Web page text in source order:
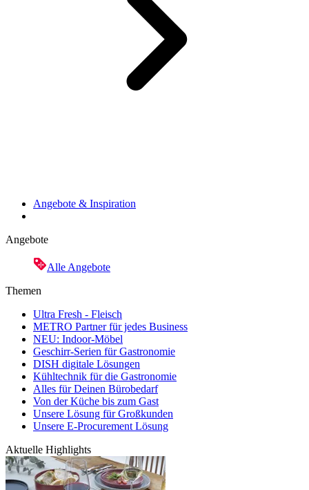
Angebote & Inspiration
Angebote
Alle Angebote
Themen
Ultra Fresh - Fleisch
METRO Partner für jedes Business
NEU: Indoor-Möbel
Geschirr-Serien für Gastronomie
DISH digitale Lösungen
Kühltechnik für die Gastronomie
Alles für Deinen Bürobedarf
Von der Küche bis zum Gast
Unsere Lösung für Großkunden
Unsere E-Procurement Lösung
Aktuelle Highlights